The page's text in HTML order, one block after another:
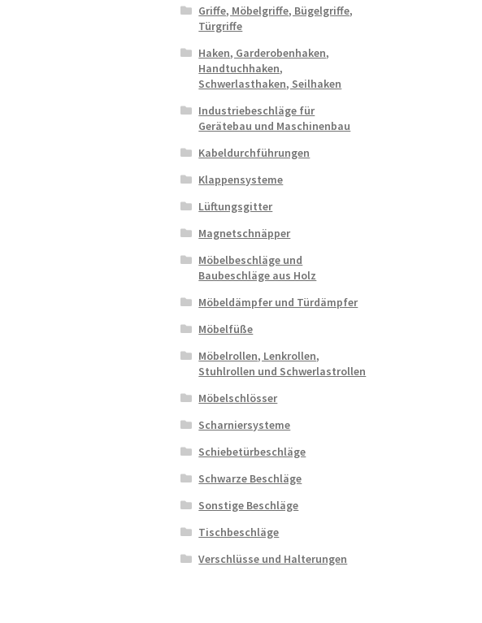
Griffe, Möbelgriffe, Bügelgriffe,
Türgriffe
Haken, Garderobenhaken,
Handtuchhaken,
Schwerlasthaken, Seilhaken
Industriebeschläge für
Gerätebau und Maschinenbau
Kabeldurchführungen
Klappensysteme
Lüftungsgitter
Magnetschnäpper
Möbelbeschläge und
Baubeschläge aus Holz
Möbeldämpfer und Türdämpfer
Möbelfüße
Möbelrollen, Lenkrollen,
Stuhlrollen und Schwerlastrollen
Möbelschlösser
Scharniersysteme
Schiebetürbeschläge
Schwarze Beschläge
Sonstige Beschläge
Tischbeschläge
Verschlüsse und Halterungen